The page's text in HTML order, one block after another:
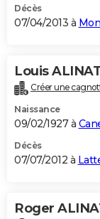
Décès
07/04/2013 à
Louis
Créer une
Naissance
09/02/1927 à
Décès
07/07/2012 à
Roger